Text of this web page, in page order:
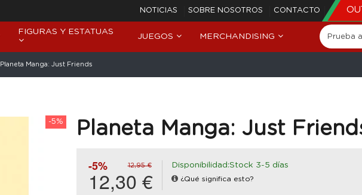
NOTICIAS SOBRE NOSOTROS CONTACTO
FIGURAS Y ESTATUAS
JUEGOS MERCHANDISING
Planeta Manga: Just Friends
-5% Planeta Manga: Just
-5% 12,95 €
12,30 €
Disponibilidad:Stock 3-5 días
¿Qué significa esto?